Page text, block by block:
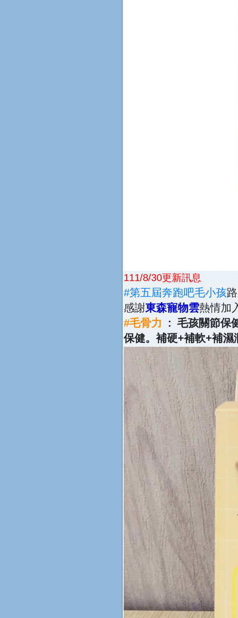
111/8/30更新訊息
#第五屆奔跑吧毛小孩
感謝東森寵物雲熱情加
#毛骨力 : 毛孩關節保
保健。補硬+補軟+補濕